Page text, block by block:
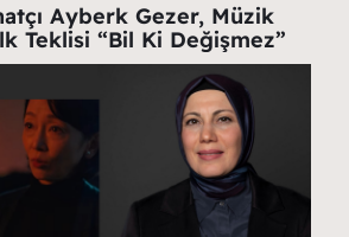
Ayberk Gezer, Müzik
Teklisi “Bil Ki Değişmez”